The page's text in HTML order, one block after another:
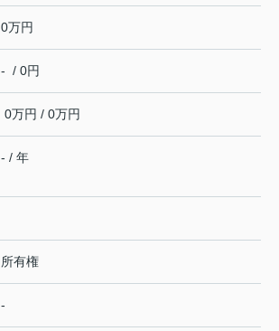
0万円
- / 0円
0万円 / 0万円
- / 年
所有権
-